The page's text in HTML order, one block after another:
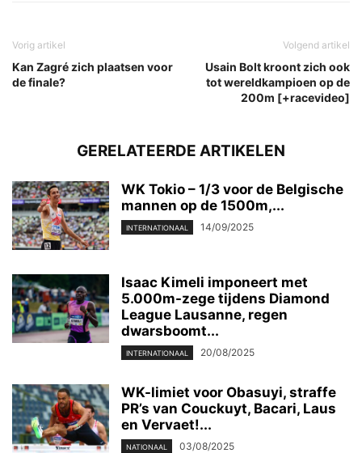
Vorig artikel
Kan Zagré zich plaatsen voor
de finale?
Volgend artikel
Usain Bolt kroont zich ook
tot wereldkampioen op de
200m [+racevideo]
GERELATEERDE ARTIKELEN
WK Tokio – 1/3 voor de Belgische
mannen op de 1500m,...
INTERNATIONAAL 14/09/2025
Isaac Kimeli imponeert met
5.000m-zege tijdens Diamond
League Lausanne, regen
dwarsboomt...
INTERNATIONAAL 20/08/2025
WK-limiet voor Obasuyi, straffe
PR’s van Couckuyt, Bacari, Laus
en Vervaet!...
NATIONAAL 03/08/2025